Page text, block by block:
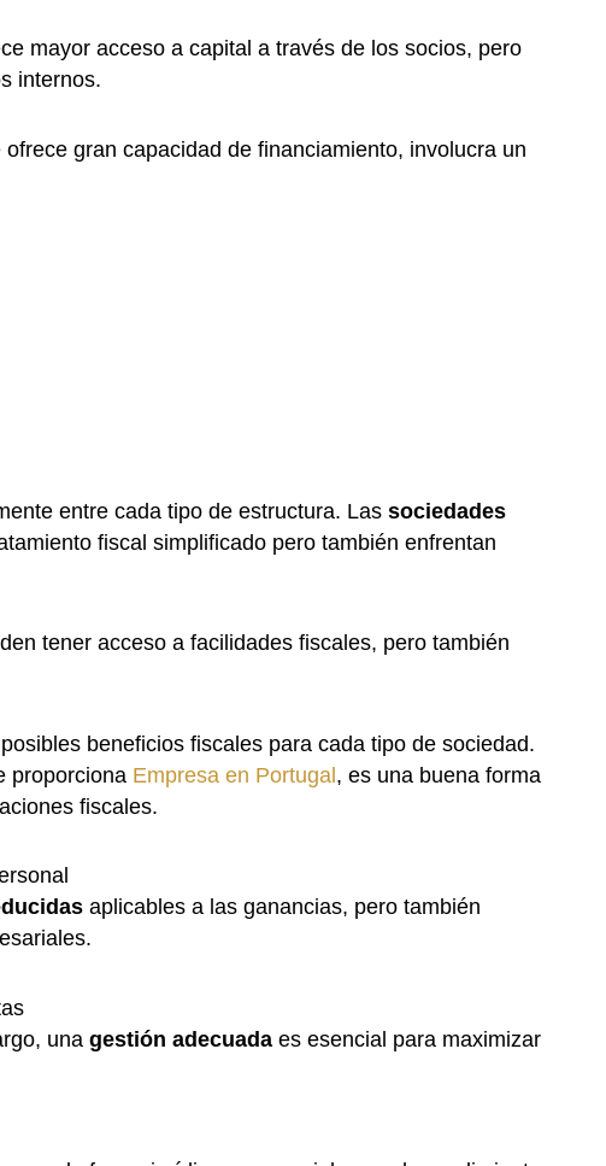
mayor acceso a capital a través de los socios, pero
internos.
ofrece gran capacidad de financiamiento, involucra un
entre cada tipo de estructura. Las sociedades
fiscal simplificado pero también enfrentan
tener acceso a facilidades fiscales, pero también
beneficios fiscales para cada tipo de sociedad.
proporciona Empresa en Portugal, es una buena forma
fiscales.
aplicables a las ganancias, pero también
una gestión adecuada es esencial para maximizar